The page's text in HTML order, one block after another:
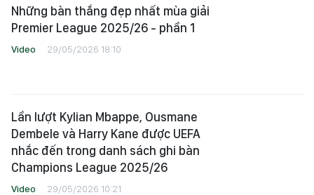
Những bàn thắng đẹp nhất mùa giải
Premier League 2025/26 - phần 1
Video 29/05/2026 18:10
Lần lượt Kylian Mbappe, Ousmane
Dembele và Harry Kane được UEFA
nhắc đến trong danh sách ghi bàn
Champions League 2025/26
Video 29/05/2026 10:21